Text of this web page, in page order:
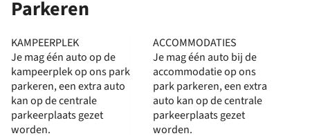
Parkeren
KAMPEERPLEK
Je mag één auto op de
kampeerplek op ons park
parkeren, een extra auto
kan op de centrale
parkeerplaats gezet
worden.
ACCOMMODATIES
Je mag één auto bij de
accommodatie op ons
park parkeren, een extra
auto kan op de centrale
parkeerplaats gezet
worden.